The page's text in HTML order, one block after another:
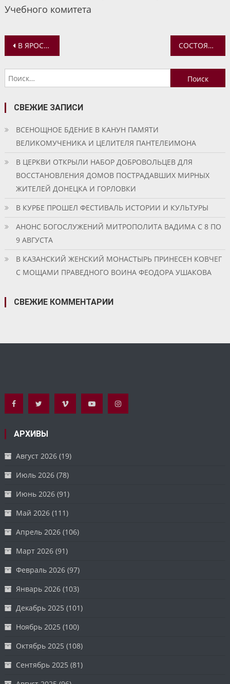
Учебного комитета
Навигация
по
записям
В ЯРОСЛАВСКОМ МУЗЕЕ-ЗАПОВЕДНИКЕ ОТКРЫЛАСЬ ВЫСТАВКА, ПОСВЯЩЕННАЯ СВЯТИТЕЛЮ ТИХОНУ СОСТОЯЛОСЬ ЗАСЕДАНИЕ АРХИЕРЕЙСКОГО СОВЕТА МИТРОПОЛИИ
Найти:
СВЕЖИЕ ЗАПИСИ
ВСЕНОЩНОЕ БДЕНИЕ В КАНУН ПАМЯТИ
ВЕЛИКОМУЧЕНИКА И ЦЕЛИТЕЛЯ ПАНТЕЛЕИМОНА
В ЦЕРКВИ ОТКРЫЛИ НАБОР ДОБРОВОЛЬЦЕВ ДЛЯ
ВОССТАНОВЛЕНИЯ ДОМОВ ПОСТРАДАВШИХ МИРНЫХ
ЖИТЕЛЕЙ ДОНЕЦКА И ГОРЛОВКИ
В КУРБЕ ПРОШЕЛ ФЕСТИВАЛЬ ИСТОРИИ И КУЛЬТУРЫ
АНОНС БОГОСЛУЖЕНИЙ МИТРОПОЛИТА ВАДИМА С 8 ПО
9 АВГУСТА
В КАЗАНСКИЙ ЖЕНСКИЙ МОНАСТЫРЬ ПРИНЕСЕН КОВЧЕГ
С МОЩАМИ ПРАВЕДНОГО ВОИНА ФЕОДОРА УШАКОВА
СВЕЖИЕ КОММЕНТАРИИ
АРХИВЫ
Август 2026 (19)
Июль 2026 (78)
Июнь 2026 (91)
Май 2026 (111)
Апрель 2026 (106)
Март 2026 (91)
Февраль 2026 (97)
Январь 2026 (103)
Декабрь 2025 (101)
Ноябрь 2025 (100)
Октябрь 2025 (108)
Сентябрь 2025 (81)